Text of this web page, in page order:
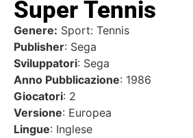
Super Tennis
Genere: Sport: Tennis
Publisher: Sega
Sviluppatori: Sega
Anno Pubblicazione: 1986
Giocatori: 2
Versione: Europea
Lingue: Inglese